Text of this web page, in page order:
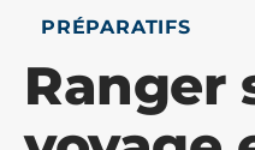
PRÉPARATIFS
Ranger